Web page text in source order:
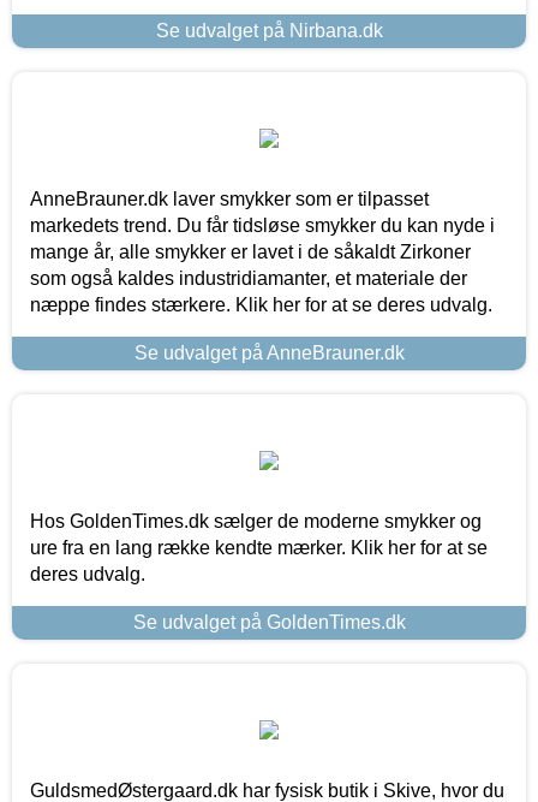
Se udvalget på Nirbana.dk
AnneBrauner.dk laver smykker som er tilpasset
markedets trend. Du får tidsløse smykker du kan nyde i
mange år, alle smykker er lavet i de såkaldt Zirkoner
som også kaldes industridiamanter, et materiale der
næppe findes stærkere. Klik her for at se deres udvalg.
Se udvalget på AnneBrauner.dk
Hos GoldenTimes.dk sælger de moderne smykker og
ure fra en lang række kendte mærker. Klik her for at se
deres udvalg.
Se udvalget på GoldenTimes.dk
GuldsmedØstergaard.dk har fysisk butik i Skive, hvor du